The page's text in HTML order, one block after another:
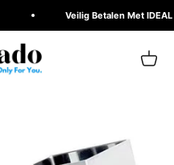
Veilig Betalen Met IDEAL